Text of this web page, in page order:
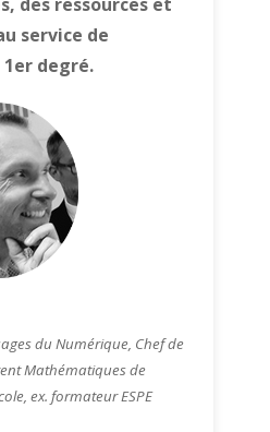
service de
degré.
du Numérique, Chef de
Mathématiques de
ex. formateur ESPE